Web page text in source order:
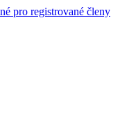
pro registrované členy